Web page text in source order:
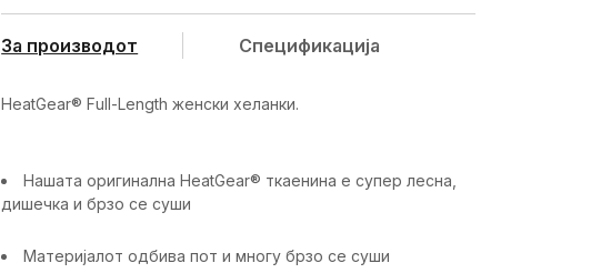
За производот Спецификацијa
HeatGear® Full-Length женски хеланки.
Нашата оригинална HeatGear® ткаенина е супер лесна,
дишечка и брзо се суши
Материјалот одбива пот и многу брзо се суши